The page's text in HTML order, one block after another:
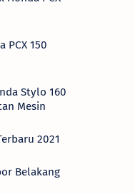
PCX 150
Stylo 160
Mesin
2021
Belakang